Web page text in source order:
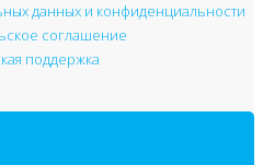
данных и конфиденциальности
соглашение
поддержка